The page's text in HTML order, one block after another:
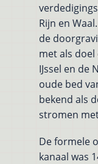
Rijn en
de
met als
IJssel en de
oude bed
bekend als
stromen
De formele
kanaal was